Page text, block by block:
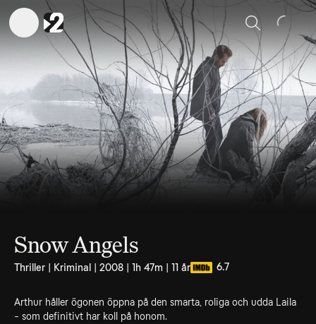
Sök
Snow Angels
Thriller | Kriminal | 2008 | 1h 47m | 11 år 6.7
Arthur håller ögonen öppna på den smarta, roliga och udda Laila
- som definitivt har koll på honom.